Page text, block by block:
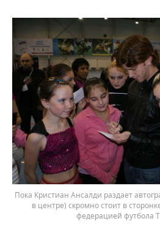
Пока Кристиан Ансалди раздает
в центре) скромно стоит в
федерацией футбола